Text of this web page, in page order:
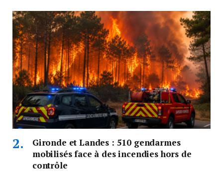
Gironde et Landes : 510 gendarmes
mobilisés face à des incendies hors de
contrôle